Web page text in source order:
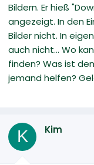
Bildern. Er hieß
angezeigt. In den
Bilder nicht. In
auch nicht... Wo
finden? Was ist
jemand helfen?
K Kim